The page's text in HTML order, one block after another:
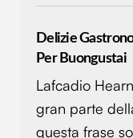
Delizie
Per Buongustai
Lafcadio
gran parte
questa frase